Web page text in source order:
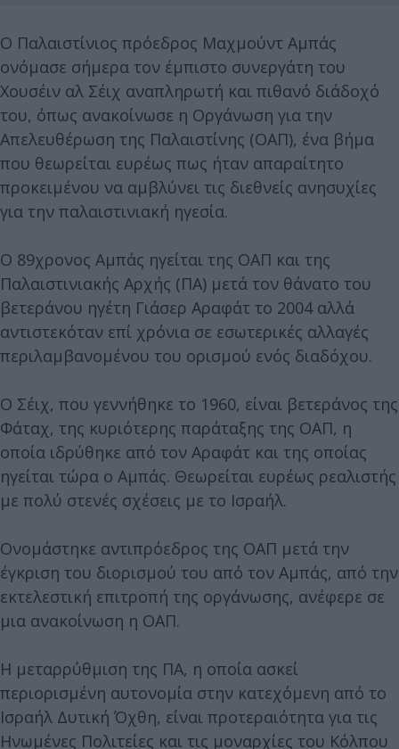
Ο Παλαιστίνιος πρόεδρος Μαχμούντ Αμπάς
ονόμασε σήμερα τον έμπιστο συνεργάτη του
Χουσέιν αλ Σέιχ αναπληρωτή και πιθανό διάδοχό
του, όπως ανακοίνωσε η Οργάνωση για την
Απελευθέρωση της Παλαιστίνης (ΟΑΠ), ένα βήμα
που θεωρείται ευρέως πως ήταν απαραίτητο
προκειμένου να αμβλύνει τις διεθνείς ανησυχίες
για την παλαιστινιακή ηγεσία.
Ο 89χρονος Αμπάς ηγείται της ΟΑΠ και της
Παλαιστινιακής Αρχής (ΠΑ) μετά τον θάνατο του
βετεράνου ηγέτη Γιάσερ Αραφάτ το 2004 αλλά
αντιστεκόταν επί χρόνια σε εσωτερικές αλλαγές
περιλαμβανομένου του ορισμού ενός διαδόχου.
Ο Σέιχ, που γεννήθηκε το 1960, είναι βετεράνος της
Φάταχ, της κυριότερης παράταξης της ΟΑΠ, η
οποία ιδρύθηκε από τον Αραφάτ και της οποίας
ηγείται τώρα ο Αμπάς. Θεωρείται ευρέως ρεαλιστής
με πολύ στενές σχέσεις με το Ισραήλ.
Ονομάστηκε αντιπρόεδρος της ΟΑΠ μετά την
έγκριση του διορισμού του από τον Αμπάς, από την
εκτελεστική επιτροπή της οργάνωσης, ανέφερε σε
μια ανακοίνωση η ΟΑΠ.
Η μεταρρύθμιση της ΠΑ, η οποία ασκεί
περιορισμένη αυτονομία στην κατεχόμενη από το
Ισραήλ Δυτική Όχθη, είναι προτεραιότητα για τις
Ηνωμένες Πολιτείες και τις μοναρχίες του Κόλπου